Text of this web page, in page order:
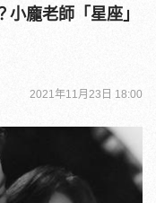
龐老師「星座」
2021年11月23日 18:00